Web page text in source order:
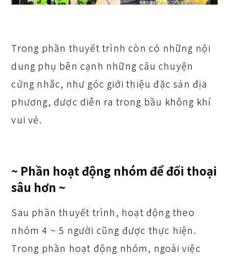
Trong phần thuyết trình còn có những nội
dung phụ bên cạnh những câu chuyện
cứng nhắc, như góc giới thiệu đặc sản địa
phương, được diễn ra trong bầu không khí
vui vẻ.
~ Phần hoạt động nhóm để đối thoại
sâu hơn ~
Sau phần thuyết trình, hoạt động theo
nhóm 4 ~ 5 người cũng được thực hiện.
Trong phần hoạt động nhóm, ngoài việc